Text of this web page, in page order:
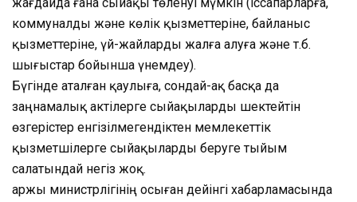
коммуналды және көлік қызметтеріне, байланыс
қызметтеріне, үй-жайларды жалға алуға және т.б.
шығыстар бойынша үнемдеу).
Бүгінде аталған қаулыға, сондай-ақ басқа да
заңнамалық актілерге сыйақыларды шектейтін
өзгерістер енгізілмегендіктен мемлекеттік
қызметшілерге сыйақыларды беруге тыйым
салатындай негіз жоқ.
Қаржы министрлігінің осыған дейінгі хабарламасында